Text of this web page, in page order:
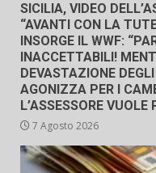
SICILIA, VIDEO
“AVANTI CON LA
INSORGE IL WWF:
INACCETTABILI!
DEVASTAZIONE
AGONIZZA PER I
L’ASSESSORE
7 Agosto 2026